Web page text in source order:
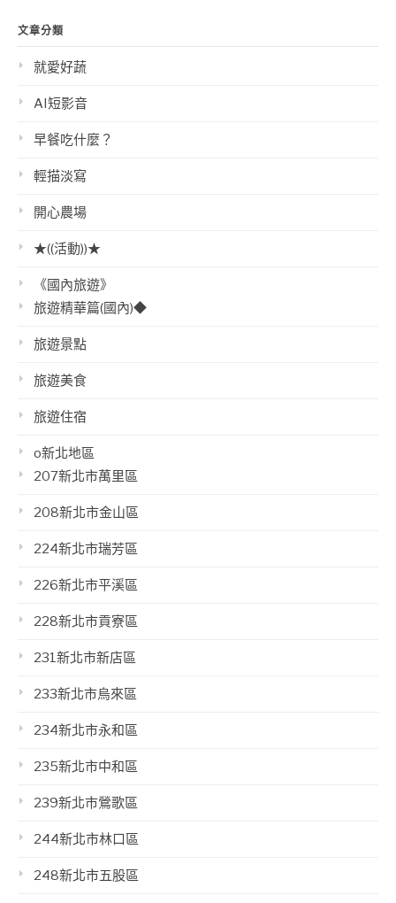
文章分類
就愛好蔬
AI短影音
早餐吃什麼？
輕描淡寫
開心農場
★((活動))★
《國內旅遊》
旅遊精華篇(國內)◆
旅遊景點
旅遊美食
旅遊住宿
o新北地區
207新北市萬里區
208新北市金山區
224新北市瑞芳區
226新北市平溪區
228新北市貢寮區
231新北市新店區
233新北市烏來區
234新北市永和區
235新北市中和區
239新北市鶯歌區
244新北市林口區
248新北市五股區